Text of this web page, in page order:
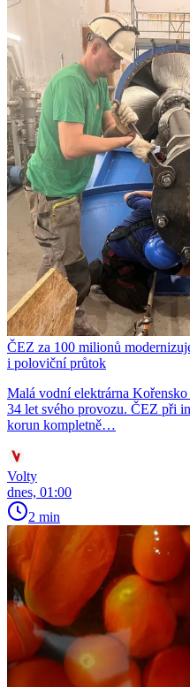
ČEZ za 100 milionů
i poloviční průtok
Malá vodní elektrárna
34 let svého provozu. ČEZ při
korun kompletně…
Volty
dnes, 01:00
2 min